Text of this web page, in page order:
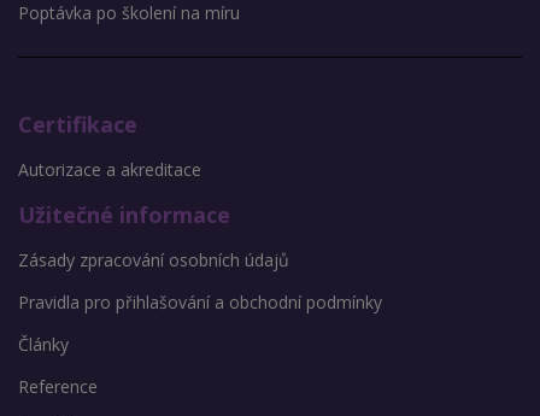
Poptávka po školení na míru
Certifikace
Autorizace a akreditace
Užitečné informace
Zásady zpracování osobních údajů
Pravidla pro přihlašování a obchodní podmínky
Články
Reference